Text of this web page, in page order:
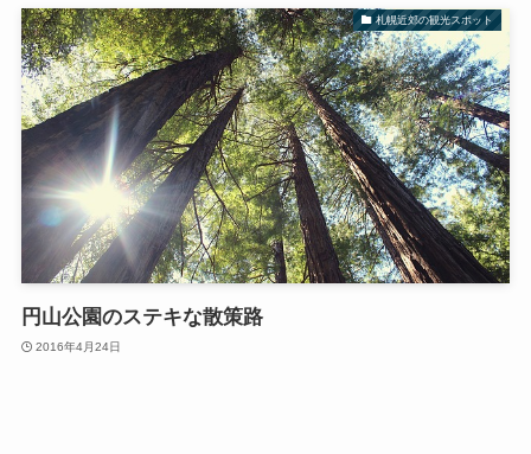
札幌近郊の観光スポット
円山公園のステキな散策路
2016年4月24日